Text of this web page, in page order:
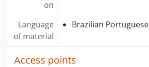
on
Language
of material
Brazilian Portuguese
Access points